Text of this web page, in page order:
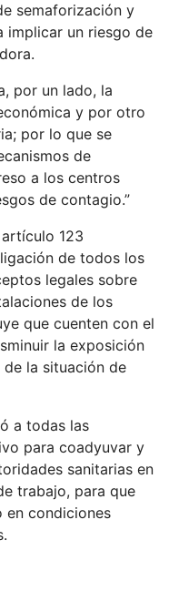
semaforización y
implicar un riesgo de
por un lado, la
y por otro
por lo que se
de
a los centros
de contagio.”
123
de todos los
legales sobre
de los
que cuenten con el
la exposición
la situación de
a todas las
para coadyuvar y
sanitarias en
trabajo, para que
en condiciones